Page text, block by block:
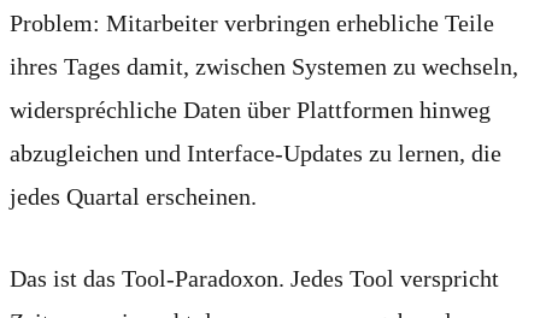
Problem: Mitarbeiter verbringen erhebliche Teile
ihres Tages damit, zwischen Systemen zu wechseln,
widerspréchliche Daten über Plattformen hinweg
abzugleichen und Interface-Updates zu lernen, die
jedes Quartal erscheinen.
Das ist das Tool-Paradoxon. Jedes Tool verspricht